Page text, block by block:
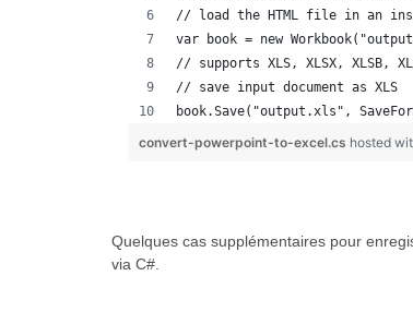
// load the HTML file in an
var book = new
// supports XLS, XLSX, XLSB,
// save input document as XLS
book.Save("output.xls",
convert-powerpoint-to-excel.cs hosted
Quelques cas supplémentaires pour
via C#.